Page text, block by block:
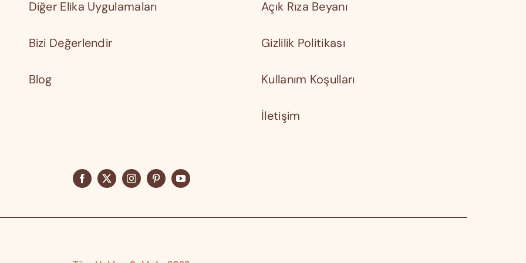
Diğer Elika Uygulamaları
Bizi Değerlendir
Blog
Açık Rıza Beyanı
Gizlilik Politikası
Kullanım Koşulları
İletişim